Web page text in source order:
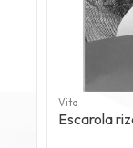
Vita
Escarola